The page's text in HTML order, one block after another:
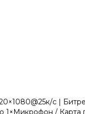
с |
/